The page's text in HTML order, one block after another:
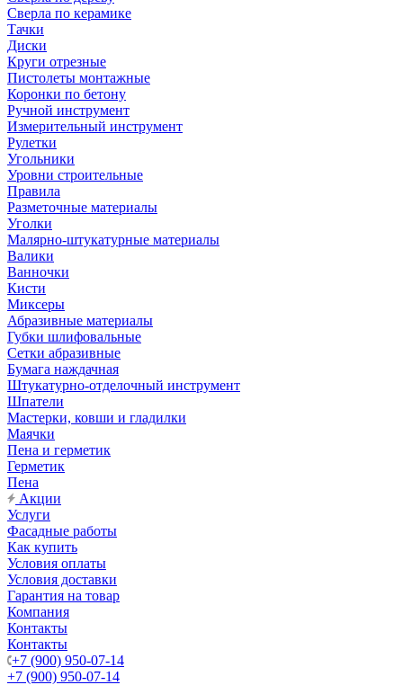
Сверла по керамике
Тачки
Диски
Круги отрезные
Пистолеты монтажные
Коронки по бетону
Ручной инструмент
Измерительный инструмент
Рулетки
Угольники
Уровни строительные
Правила
Разметочные материалы
Уголки
Малярно-штукатурные материалы
Валики
Ванночки
Кисти
Миксеры
Абразивные материалы
Губки шлифовальные
Сетки абразивные
Бумага наждачная
Штукатурно-отделочный инструмент
Шпатели
Мастерки, ковши и гладилки
Маячки
Пена и герметик
Герметик
Пена
Акции
Услуги
Фасадные работы
Как купить
Условия оплаты
Условия доставки
Гарантия на товар
Компания
Контакты
Контакты
+7 (900) 950-07-14
+7 (900) 950-07-14